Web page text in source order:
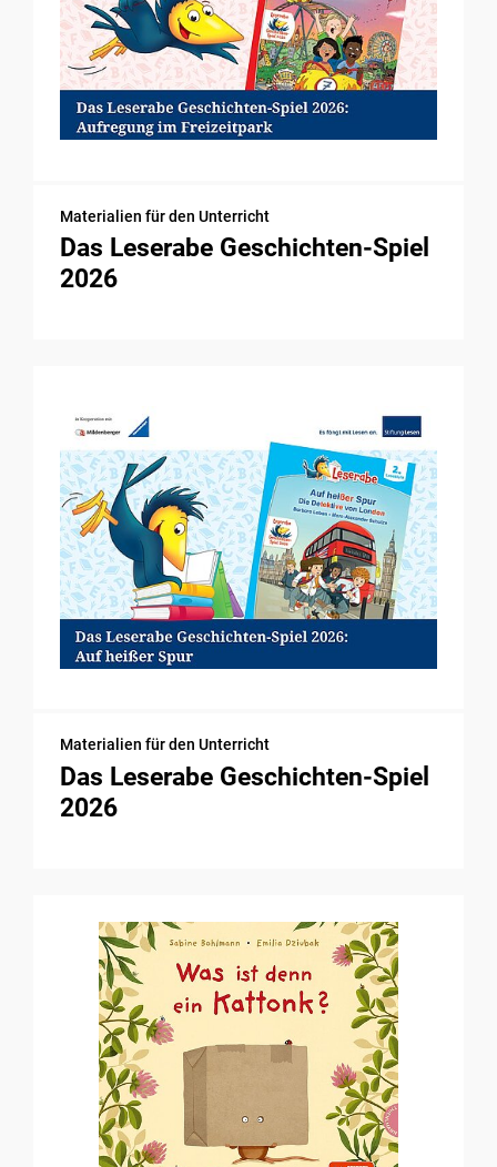
Materialien für den Unterricht
Das Leserabe Geschichten-Spiel
2026
Materialien für den Unterricht
Das Leserabe Geschichten-Spiel
2026